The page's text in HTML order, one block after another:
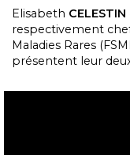
Elisabeth CELESTIN
respectivement
Maladies Rares
présentent leur